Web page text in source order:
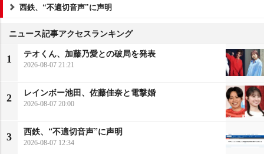
西鉄、“不適切音声”に声明
ニュース記事アクセスランキング
1
テオくん、加藤乃愛との破局を発表
2026-08-07 21:21
2
レインボー池田、佐藤佳奈と電撃婚
2026-08-07 20:00
3
西鉄、“不適切音声”に声明
2026-08-07 12:34